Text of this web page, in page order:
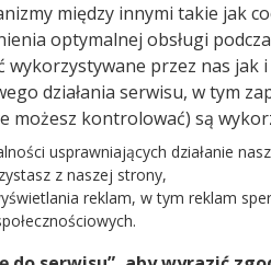
leku
białostocki jest51aptek.2apteki
apteki
między innymi takie jak
optymalnej obsługi
wykorzystywane przez nas jak
działania serwisu, w tym
możesz kontrolować) są
usprawniających działanie
z naszej strony,
reklam, w tym reklam